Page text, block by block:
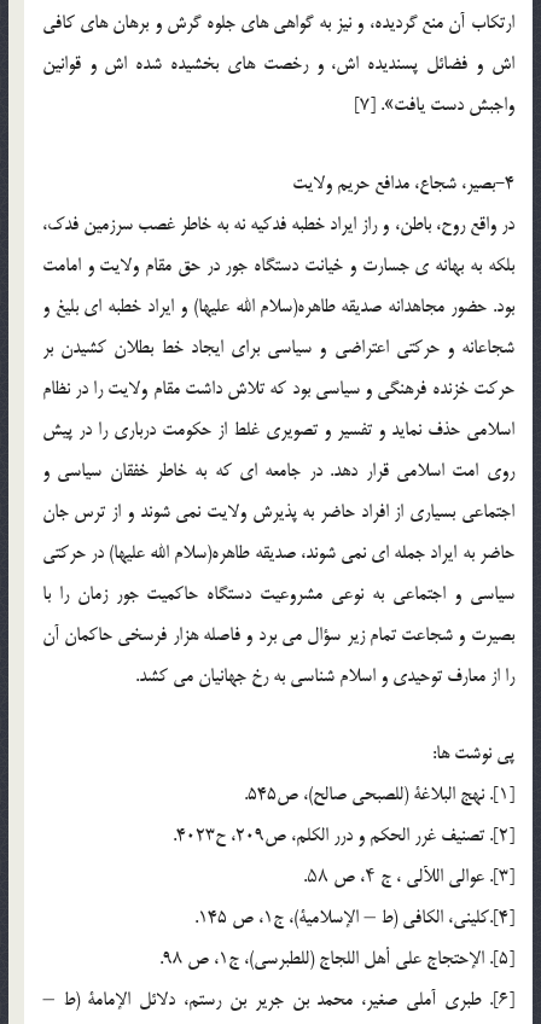
ارتکاب آن منع گردیده، و نیز به گواهی‌ های جلوه‌ گرش و برهان ‌های کافی‌
اش و فضائل پسندیده‌ اش، و رخصت ‌های بخشیده شده ‌اش و قوانین
واجبش دست یافت». [7]
4-بصیر، شجاع، مدافع حریم ولایت
در واقع روح، باطن، و راز ایراد خطبه فدکیه نه به خاطر غصب سرزمین فدک،
بلکه به بهانه ی جسارت و خیانت دستگاه جور در حق مقام ولایت و امامت
بود. حضور مجاهدانه صدیقه طاهره(سلام الله علیها) و ایراد خطبه ای بلیغ و
شجاعانه و حرکتی اعتراضی و سیاسی برای ایجاد خط بطلان کشیدن بر
حرکت خزنده فرهنگی و سیاسی بود که تلاش داشت مقام ولایت را در نظام
اسلامی حذف نماید و تفسیر و تصویری غلط از حکومت درباری را در پیش
روی امت اسلامی قرار دهد. در جامعه ای که به خاطر خفقان سیاسی و
اجتماعی بسیاری از افراد حاضر به پذیرش ولایت نمی شوند و از ترس جان
حاضر به ایراد جمله ای نمی شوند، صدیقه طاهره(سلام الله علیها) در حرکتی
سیاسی و اجتماعی به نوعی مشروعیت دستگاه حاکمیت جور زمان را با
بصیرت و شجاعت تمام زیر سؤال می برد و فاصله هزار فرسخی حاکمان آن
را از معارف توحیدی و اسلام شناسی به رخ جهانیان می کشد.
پی نوشت ها:
[1]. نهج البلاغة (للصبحی صالح)، ص545.
[2]. تصنیف غرر الحکم و درر الکلم، ص209، ح4023.
[3]. عوالی اللآلی ، ج ۴، ص ۵۸.
[4].کلینی، الکافی (ط – الإسلامیة)، ج‏1، ص 145.
[5]. الإحتجاج على أهل اللجاج (للطبرسی)، ج‏1، ص 98.
[6]. طبرى آملى صغیر، محمد بن جریر بن رستم‏، دلائل الإمامة (ط –